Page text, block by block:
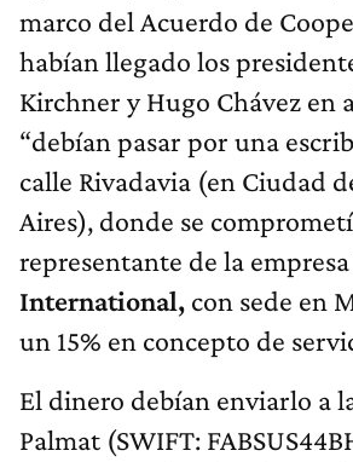
marco del Acuerdo de
habían llegado los
Kirchner y Hugo Chávez en
“debían pasar por una
calle Rivadavia (en Ciudad
Aires), donde se
representante de la empresa
International, con sede en
un 15% en concepto de
El dinero debían enviarlo a
Palmat (SWIFT: